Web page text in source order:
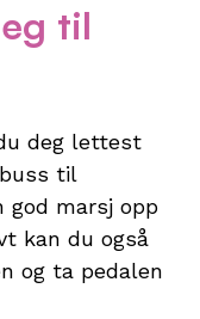
til
deg lettest
til
god marsj opp
kan du også
og ta pedalen